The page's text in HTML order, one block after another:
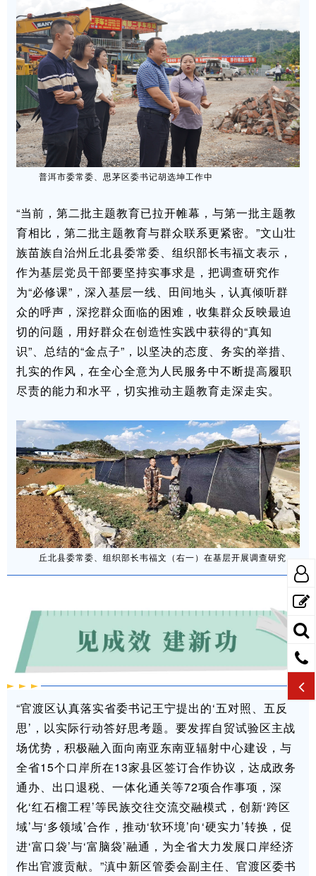
普洱市委常委、思茅区委书记胡选坤工作中
“当前，第二批主题教育已拉开帷幕，与第一批主题教
育相比，第二批主题教育与群众联系更紧密。”文山壮
族苗族自治州丘北县委常委、组织部长韦福文表示，
作为基层党员干部要坚持实事求是，把调查研究作
为“必修课”，深入基层一线、田间地头，认真倾听群
众的呼声，深挖群众面临的困难，收集群众反映最迫
切的问题，用好群众在创造性实践中获得的“真知
识”、总结的“金点子”，以坚决的态度、务实的举措、
扎实的作风，在全心全意为人民服务中不断提高履职
尽责的能力和水平，切实推动主题教育走深走实。
丘北县委常委、组织部长韦福文（右一）在基层开展调查研究
“官渡区认真落实省委书记王宁提出的‘五对照、五反
思’，以实际行动答好思考题。要发挥自贸试验区主战
场优势，积极融入面向南亚东南亚辐射中心建设，与
全省15个口岸所在13家县区签订合作协议，达成政务
通办、出口退税、一体化通关等72项合作事项，深
化‘红石榴工程’等民族交往交流交融模式，创新‘跨区
域’与‘多领域’合作，推动‘软环境’向‘硬实力’转换，促
进‘富口袋’与‘富脑袋’融通，为全省大力发展口岸经济
作出官渡贡献。”滇中新区管委会副主任、官渡区委书